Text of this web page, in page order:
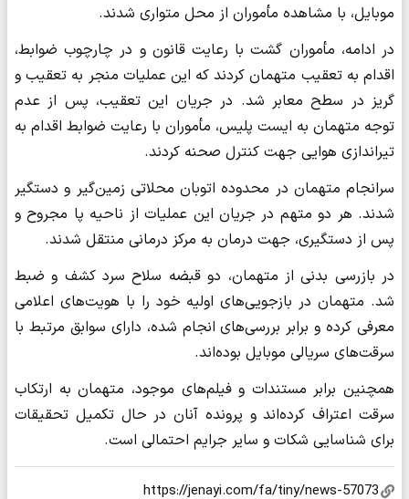
موبایل، با مشاهده مأموران از محل متواری شدند.
در ادامه، مأموران گشت با رعایت قانون و در چارچوب ضوابط،
اقدام به تعقیب متهمان کردند که این عملیات منجر به تعقیب و
گریز در سطح معابر شد. در جریان این تعقیب، پس از عدم
توجه متهمان به ایست پلیس، مأموران با رعایت ضوابط اقدام به
تیراندازی هوایی جهت کنترل صحنه کردند.
سرانجام متهمان در محدوده اتوبان محلاتی زمین‌گیر و دستگیر
شدند. هر دو متهم در جریان این عملیات از ناحیه پا مجروح و
پس از دستگیری، جهت درمان به مرکز درمانی منتقل شدند.
در بازرسی بدنی از متهمان، دو قبضه سلاح سرد کشف و ضبط
شد. متهمان در بازجویی‌های اولیه خود را با هویت‌های اعلامی
معرفی کرده و برابر بررسی‌های انجام شده، دارای سوابق مرتبط با
سرقت‌های سریالی موبایل بوده‌اند.
همچنین برابر مستندات و فیلم‌های موجود، متهمان به ارتکاب
سرقت اعتراف کرده‌اند و پرونده آنان در حال تکمیل تحقیقات
برای شناسایی شکات و سایر جرایم احتمالی است.